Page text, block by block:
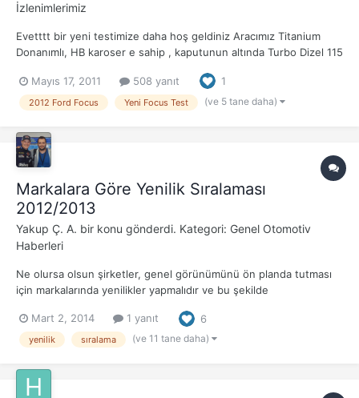
İzlenimlerimiz
Evetttt bir yeni testimize daha hoş geldiniz Aracımız Titanium
Donanımlı, HB karoser e sahip , kaputunun altında Turbo Dizel 115
anlatmış olduğum gibi koltuğa oturduğunuz da size sahip olan bir
kokpit karşınıza çıkıyor ka...
Mayıs 17, 2011 508 yanıt 1
2012 Ford Focus Yeni Focus Test (ve 5 tane daha)
Markalara Göre Yenilik Sıralaması
2012/2013
Yakup Ç. A. bir konu gönderdi. Kategori: Genel Otomotiv
Haberleri
Ne olursa olsun şirketler, genel görünümünü ön planda tutması
için markalarında yenilikler yapmalıdır ve bu şekilde
şekilde.Ford, yine premiumların peşinden devam etmiş.
Mercedes 1.liğe otururken,Audi'nin süper yükseliği (%40) göz...
Mart 2, 2014 1 yanıt 6
yenilik sıralama (ve 11 tane daha)